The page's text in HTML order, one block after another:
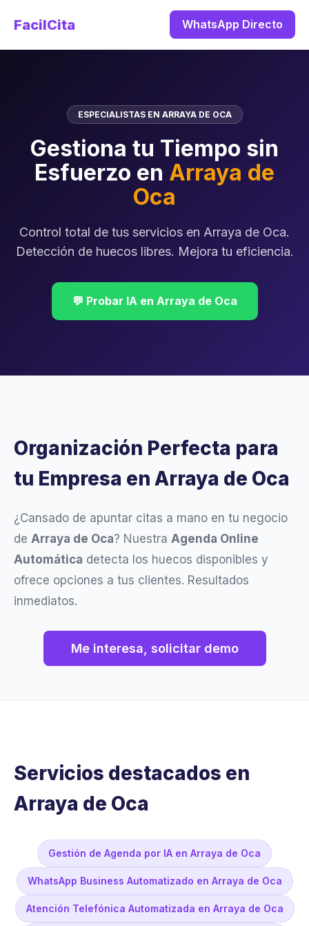
FacilCita WhatsApp Directo
ESPECIALISTAS EN ARRAYA DE OCA
Gestiona tu Tiempo sin
Esfuerzo en Arraya de
Oca
Control total de tus servicios en Arraya de Oca.
Detección de huecos libres. Mejora tu eficiencia.
💬 Probar IA en Arraya de Oca
Organización Perfecta para
tu Empresa en Arraya de Oca
¿Cansado de apuntar citas a mano en tu negocio
de Arraya de Oca? Nuestra Agenda Online
Automática detecta los huecos disponibles y
ofrece opciones a tus clientes. Resultados
inmediatos.
Me interesa, solicitar demo
Servicios destacados en
Arraya de Oca
Gestión de Agenda por IA en Arraya de Oca
WhatsApp Business Automatizado en Arraya de Oca
Atención Telefónica Automatizada en Arraya de Oca